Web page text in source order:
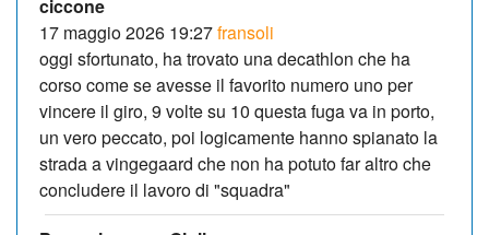
ciccone
17 maggio 2026 19:27fransoli
oggi sfortunato, ha trovato una decathlon che ha
corso come se avesse il favorito numero uno per
vincere il giro, 9 volte su 10 questa fuga va in porto,
un vero peccato, poi logicamente hanno spianato la
strada a vingegaard che non ha potuto far altro che
concludere il lavoro di "squadra"